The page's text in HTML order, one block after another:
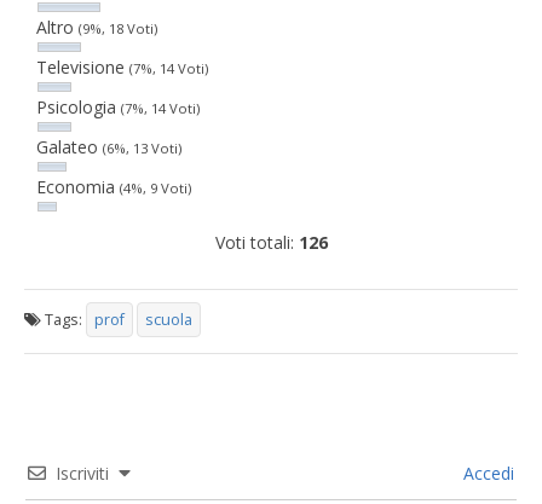
Altro (9%, 18 Voti)
Televisione (7%, 14 Voti)
Psicologia (7%, 14 Voti)
Galateo (6%, 13 Voti)
Economia (4%, 9 Voti)
Voti totali: 126
Tags: prof scuola
Iscriviti Accedi